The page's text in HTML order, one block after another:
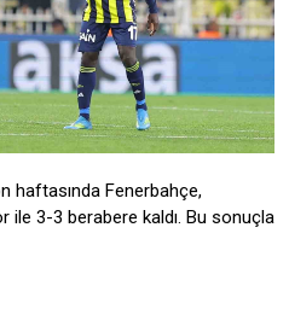
haftasında Fenerbahçe,
ile 3-3 berabere kaldı. Bu sonuçla